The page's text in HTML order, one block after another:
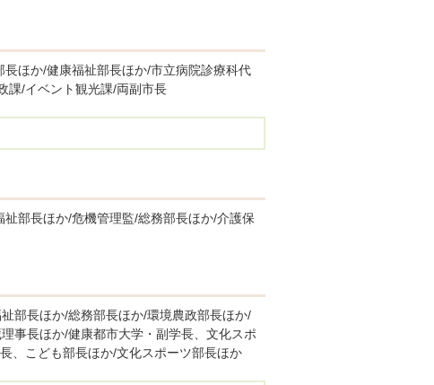
ほか/健康福祉部長ほか/市立病院診療科代
課/イベント観光課/両副市長
部長ほか/危機管理監/総務部長ほか/介護保
部長ほか/総務部長ほか/環境農政部長ほか/
事長ほか/健康都市大学・副学長、文化スポ
、こども部長ほか/文化スポーツ部長ほか